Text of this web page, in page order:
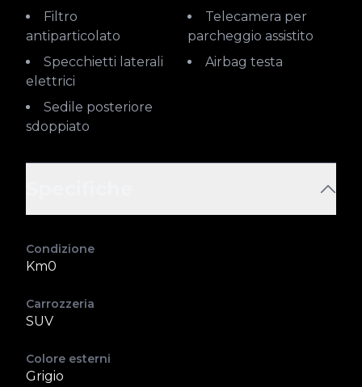
Filtro
antiparticolato
Telecamera per
parcheggio assistito
Specchietti laterali
elettrici
Airbag testa
Sedile posteriore
sdoppiato
Condizione
Km0
Carrozzeria
SUV
Colore esterni
Grigio